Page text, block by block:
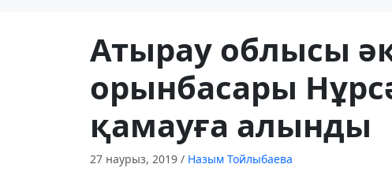
Атырау облысы
орынбасары
қамауға алынды
27 наурыз, 2019 / Назым Тойлыбаева